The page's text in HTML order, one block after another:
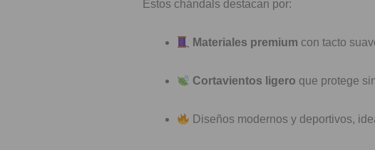
Estos chándals destacan por:
Materiales premium con tacto
Cortavientos ligero que protege
Diseños modernos y deportivos,